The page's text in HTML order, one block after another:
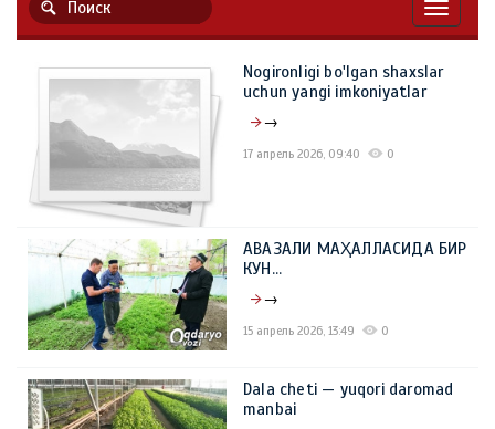
Nogironligi bo'lgan shaxslar
uchun yangi imkoniyatlar
→
17 апрель 2026, 09:40 0
АВАЗАЛИ МАҲАЛЛАСИДА БИР
КУН…
→
15 апрель 2026, 13:49 0
Dala cheti — yuqori daromad
manbai